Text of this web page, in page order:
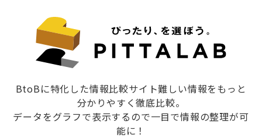
BtoBに特化した情報比較サイト難しい情報をもっと
分かりやすく徹底比較。
データをグラフで表示するので一目で情報の整理が可
能に！